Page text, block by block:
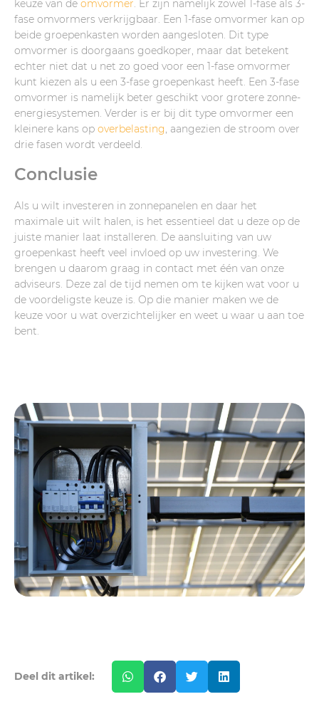
keuze van de omvormer. Er zijn namelijk zowel 1-fase als 3-
fase omvormers verkrijgbaar. Een 1-fase omvormer kan op
beide groepenkasten worden aangesloten. Dit type
omvormer is doorgaans goedkoper, maar dat betekent
echter niet dat u net zo goed voor een 1-fase omvormer
kunt kiezen als u een 3-fase groepenkast heeft. Een 3-fase
omvormer is namelijk beter geschikt voor grotere zonne-
energiesystemen. Verder is er bij dit type omvormer een
kleinere kans op overbelasting, aangezien de stroom over
drie fasen wordt verdeeld.
Conclusie
Als u wilt investeren in zonnepanelen en daar het
maximale uit wilt halen, is het essentieel dat u deze op de
juiste manier laat installeren. De aansluiting van uw
groepenkast heeft veel invloed op uw investering. We
brengen u daarom graag in contact met één van onze
adviseurs. Deze zal de tijd nemen om te kijken wat voor u
de voordeligste keuze is. Op die manier maken we de
keuze voor u wat overzichtelijker en weet u waar u aan toe
bent.
Deel dit artikel: